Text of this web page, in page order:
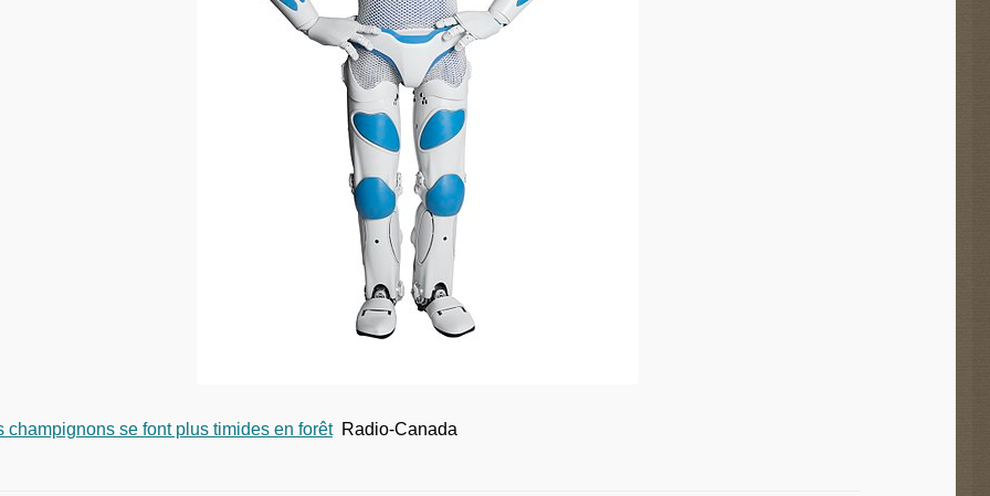
champignons se font plus timides en forêtRadio-Canada